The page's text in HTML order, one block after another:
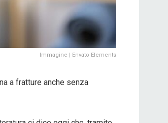
Immagine | Envato Elements
a fratture anche senza